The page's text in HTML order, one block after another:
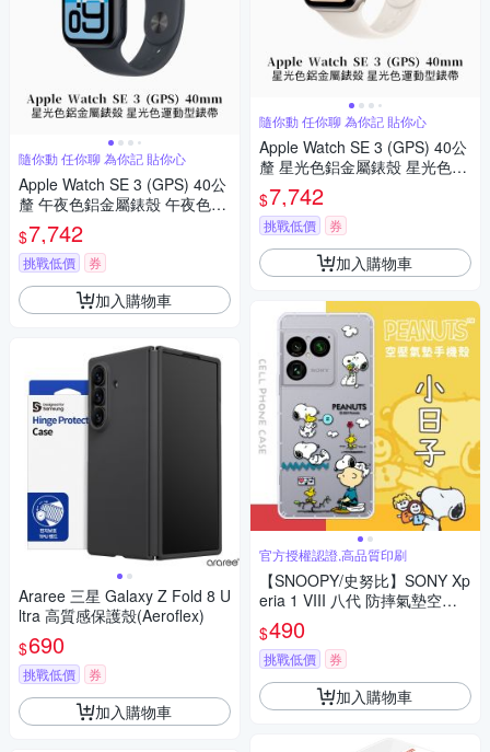
隨你動 任你聊 為你記 貼你心
Apple Watch SE 3 (GPS) 40公
釐 午夜色鋁金屬錶殼 午夜色運
動型錶帶
$7,742
挑戰低價 券
加入購物車
Araree 三星 Galaxy Z Fold 8 U
ltra 高質感保護殼(Aeroflex)
$690
挑戰低價 券
加入購物車
隨你動 任你聊 為你記 貼你心
Apple Watch SE 3 (GPS) 40公
釐 星光色鋁金屬錶殼 星光色運
動型錶帶
$7,742
挑戰低價 券
加入購物車
官方授權認證,高品質印刷
【SNOOPY/史努比】SONY Xp
eria 1 VIII 八代 防摔氣墊空壓
保護手機殼(小日子)
$490
挑戰低價 券
加入購物車